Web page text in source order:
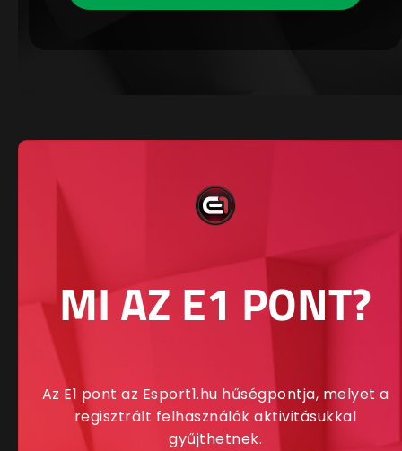
MI AZ E1 PONT?
Az E1 pont az Esport1.hu hűségpontja, melyet a
regisztrált felhasználók aktivitásukkal
gyűjthetnek.